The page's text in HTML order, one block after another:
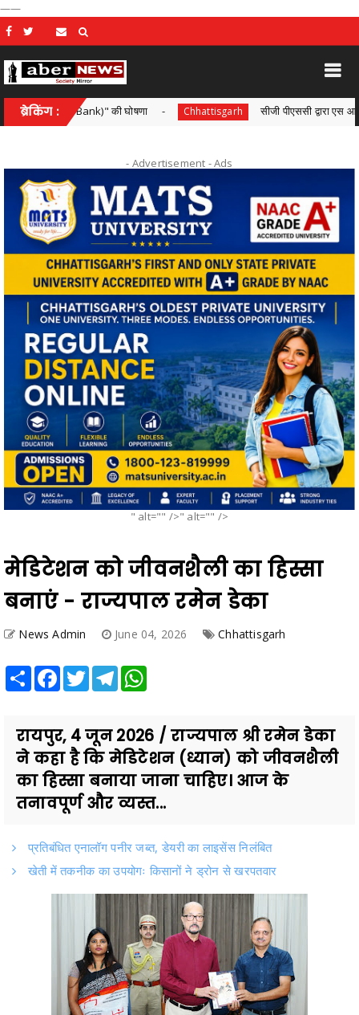
——
ब्रेकिंग :
Bank)" की घोषणा Chhattisgarh सीजी पीएससी द्वारा एस आई भर्ती
- Advertisement -Ads
" alt="" />" alt="" />
मेडिटेशन को जीवनशैली का हिस्सा
बनाएं - राज्यपाल रमेन डेका
News Admin June 04, 2026 Chhattisgarh
Share Facebook
TwitterTelegram
रायपुर, 4 जून 2026 / राज्यपाल श्री रमेन डेका
ने कहा है कि मेडिटेशन (ध्यान) को जीवनशैली
का हिस्सा बनाया जाना चाहिए। आज के
तनावपूर्ण और व्यस्त...
प्रतिबंधित एनालॉग पनीर जब्त, डेयरी का लाइसेंस निलंबित
खेती में तकनीक का उपयोगः किसानों ने ड्रोन से खरपतवार